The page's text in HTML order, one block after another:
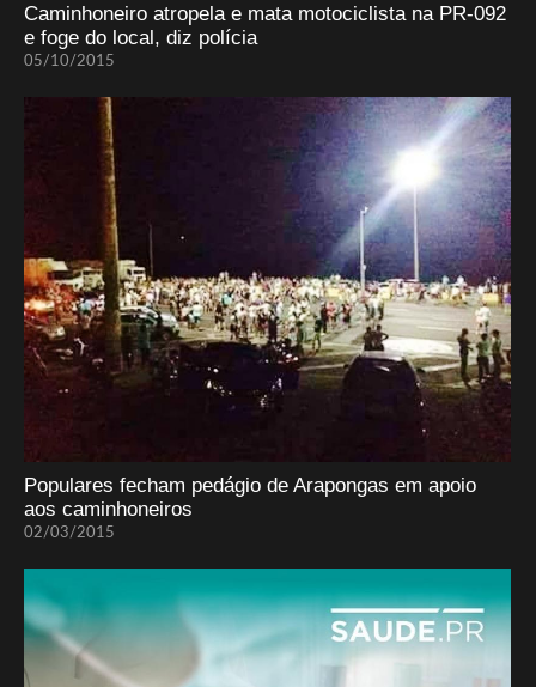
Caminhoneiro atropela e mata motociclista na PR-092
e foge do local, diz polícia
05/10/2015
Populares fecham pedágio de Arapongas em apoio
aos caminhoneiros
02/03/2015